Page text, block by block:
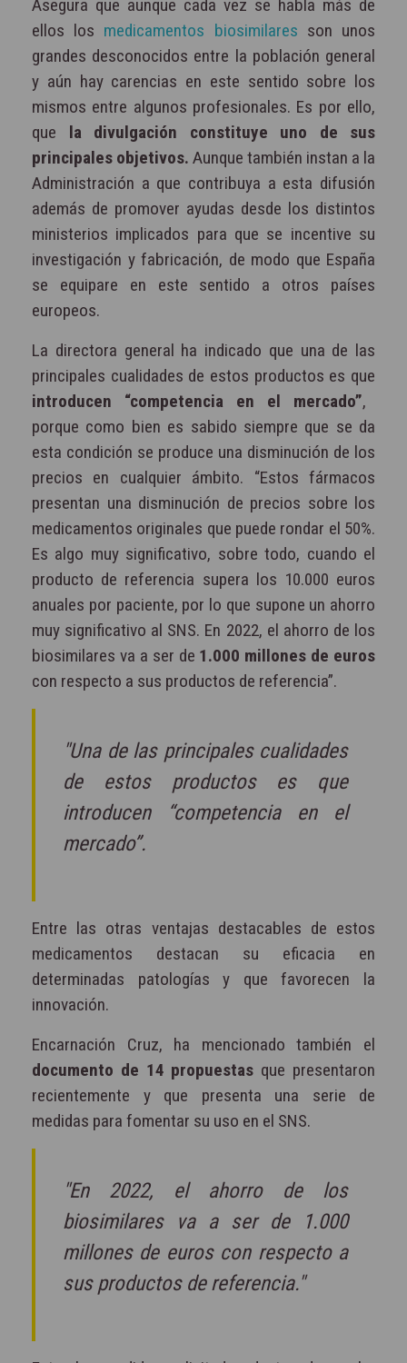
Asegura que aunque cada vez se habla más de
ellos los medicamentos biosimilares son unos
grandes desconocidos entre la población general
y aún hay carencias en este sentido sobre los
mismos entre algunos profesionales. Es por ello,
que la divulgación constituye uno de sus
principales objetivos. Aunque también instan a la
Administración a que contribuya a esta difusión
además de promover ayudas desde los distintos
ministerios implicados para que se incentive su
investigación y fabricación, de modo que España
se equipare en este sentido a otros países
europeos.
La directora general ha indicado que una de las
principales cualidades de estos productos es que
introducen “competencia en el mercado”,
porque como bien es sabido siempre que se da
esta condición se produce una disminución de los
precios en cualquier ámbito. “Estos fármacos
presentan una disminución de precios sobre los
medicamentos originales que puede rondar el 50%.
Es algo muy significativo, sobre todo, cuando el
producto de referencia supera los 10.000 euros
anuales por paciente, por lo que supone un ahorro
muy significativo al SNS. En 2022, el ahorro de los
biosimilares va a ser de 1.000 millones de euros
con respecto a sus productos de referencia”.
"Una de las principales cualidades
de estos productos es que
introducen “competencia en el
mercado”.
Entre las otras ventajas destacables de estos
medicamentos destacan su eficacia en
determinadas patologías y que favorecen la
innovación.
Encarnación Cruz, ha mencionado también el
documento de 14 propuestas que presentaron
recientemente y que presenta una serie de
medidas para fomentar su uso en el SNS.
"En 2022, el ahorro de los
biosimilares va a ser de 1.000
millones de euros con respecto a
sus productos de referencia."